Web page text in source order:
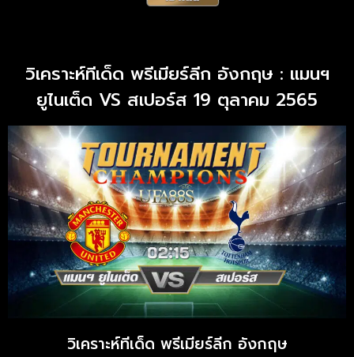
วิเคราะห์ทีเด็ด พรีเมียร์ลีก อังกฤษ : แมนฯ
ยูไนเต็ด VS สเปอร์ส 19 ตุลาคม 2565
วิเคราะห์ทีเด็ด พรีเมียร์ลีก อังกฤษ